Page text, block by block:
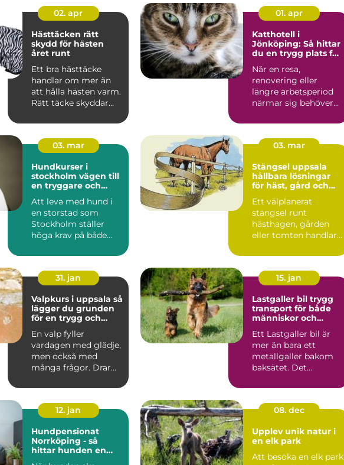
02. apr
Hästtäcken rätt
skydd för hästen
året runt
Ett bra hästtäcke
handlar om mer än
att hålla hästen varm.
Rätt täcke skyddar
oc...
01. apr
Katthotell i
Jönköping: Så hittar
du en trygg plats för
När en resa,
renovering eller
längre arbetsperiod
närmar sig behöver
03. mar
Hundkurser i
stockholm vägen till
en tryggare och
Att leva med hund i
en storstad som
Stockholm ställer
höga krav på både
Tunnelban...
03. mar
Stängsel uppsala
hållbara lösningar
för häst, gård och
Ett välplanerat
stängsel runt
hästhagen, gården
eller tomten handlar
markera en g...
31. jan
Valpkurs i uppsala så
lägger du grunden
för en trygg och
En valp fyller
vardagen med glädje,
men också med
många frågor. Drar
den bara...
15. jan
Lastgaller bil trygg
transport för både
människor och
Ett Lastgaller bil är
mer än bara ett
metallgaller bakom
baksätet. Det
säkerhe...
12. jan
Hundpensionat
Norrköping - så
hittar hunden en
08. dec
Upplev unik natur i
en elk park
Att besöka en elk park